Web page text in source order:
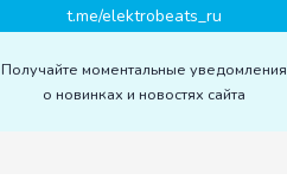
t.me/elektrobeats_ru
Получайте моментальные уведомления
о новинках и новостях сайта